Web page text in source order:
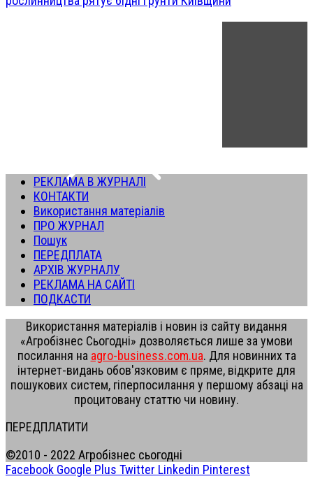
РЕКЛАМА В ЖУРНАЛІ
КОНТАКТИ
Використання матеріалів
ПРО ЖУРНАЛ
Пошук
ПЕРЕДПЛАТА
АРХІВ ЖУРНАЛУ
РЕКЛАМА НА САЙТІ
ПОДКАСТИ
Використання матеріалів і новин із сайту видання
«Агробізнес Сьогодні» дозволяється лише за умови
посилання на agro-business.com.ua. Для новинних та
інтернет-видань обов'язковим є пряме, відкрите для
пошукових систем, гіперпосилання у першому абзаці на
процитовану статтю чи новину.
ПЕРЕДПЛАТИТИ
©2010 - 2022 Агробізнес сьогодні
Facebook Google Plus Twitter Linkedin Pinterest